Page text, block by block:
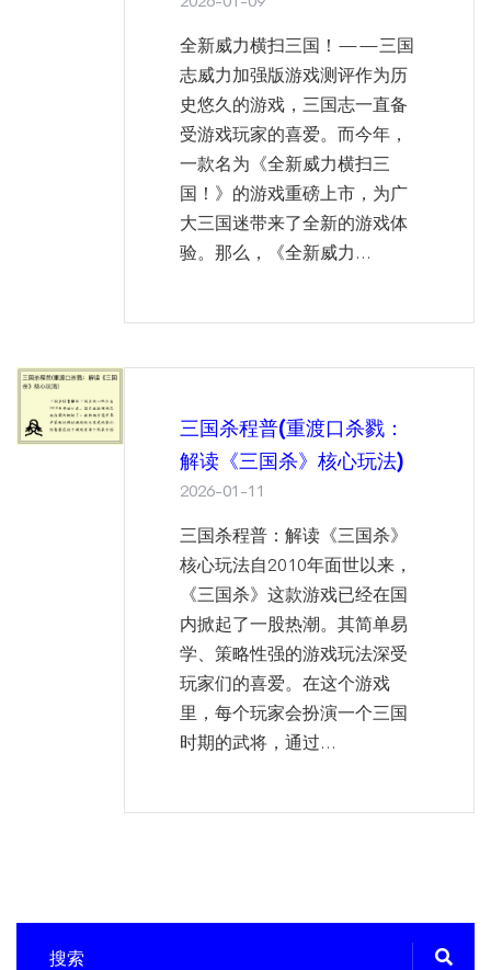
全新威力横扫三国！——三国
志威力加强版游戏测评作为历
史悠久的游戏，三国志一直备
受游戏玩家的喜爱。而今年，
一款名为《全新威力横扫三
国！》的游戏重磅上市，为广
大三国迷带来了全新的游戏体
验。那么，《全新威力...
三国杀程普(重渡口杀戮：
解读《三国杀》核心玩法)
2026-01-11
三国杀程普：解读《三国杀》
核心玩法自2010年面世以来，
《三国杀》这款游戏已经在国
内掀起了一股热潮。其简单易
学、策略性强的游戏玩法深受
玩家们的喜爱。在这个游戏
里，每个玩家会扮演一个三国
时期的武将，通过...